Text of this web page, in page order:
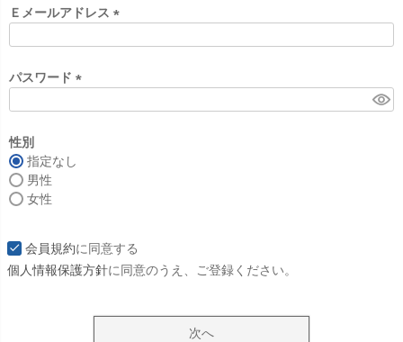
須
)
Ｅメールアドレス
)
パスワード
性別
指定なし
男性
女性
会員規約に同意する
個人情報保護方針に同意のうえ、ご登録ください。
次へ